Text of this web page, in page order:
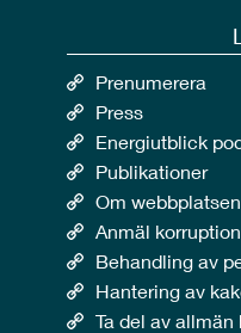
Prenumerera
Press
Energiutblick
Publikationer
Om webbplatsen
Anmäl
Behandling av
Hantering av
Ta del av allmän